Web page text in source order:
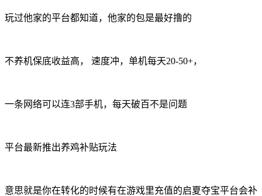
玩过他家的平台都知道，他家的包是最好撸的
不养机保底收益高， 速度冲，单机每天20-50+，
一条网络可以连3部手机，每天破百不是问题
平台最新推出养鸡补贴玩法
意思就是你在转化的时候有在游戏里充值的启夏夺宝平台会补